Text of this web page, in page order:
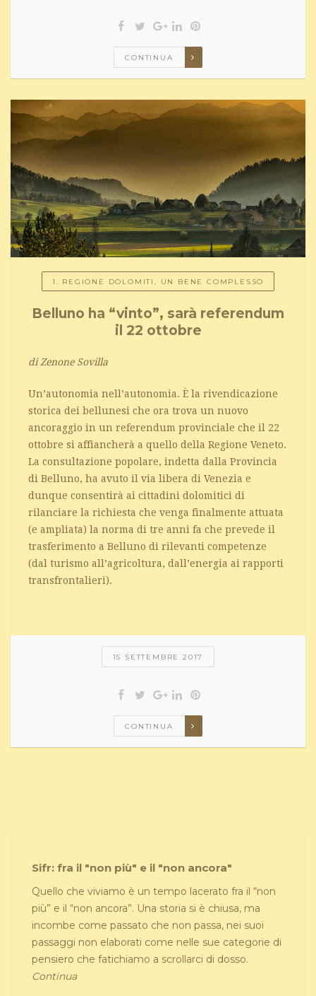
CONTINUA
1. REGIONE DOLOMITI, UN BENE COMPLESSO
Belluno ha “vinto”, sarà referendum
il 22 ottobre
di Zenone Sovilla
Un’autonomia nell’autonomia. È la rivendicazione
storica dei bellunesi che ora trova un nuovo
ancoraggio in un referendum provinciale che il 22
ottobre si affiancherà a quello della Regione Veneto.
La consultazione popolare, indetta dalla Provincia
di Belluno, ha avuto il via libera di Venezia e
dunque consentirà ai cittadini dolomitici di
rilanciare la richiesta che venga finalmente attuata
(e ampliata) la norma di tre anni fa che prevede il
trasferimento a Belluno di rilevanti competenze
(dal turismo all’agricoltura, dall’energia ai rapporti
transfrontalieri).
15 SETTEMBRE 2017
CONTINUA
Sifr: fra il "non più" e il "non ancora"
Quello che viviamo è un tempo lacerato fra il “non
più” e il “non ancora”. Una storia si è chiusa, ma
incombe come passato che non passa, nei suoi
passaggi non elaborati come nelle sue categorie di
pensiero che fatichiamo a scrollarci di dosso.
Continua